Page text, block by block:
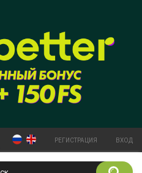
РЕГИСТРАЦИЯ ВХОД